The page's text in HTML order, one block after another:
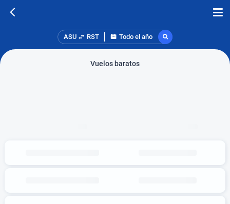
ASU RST Todo el año
Vuelos baratos